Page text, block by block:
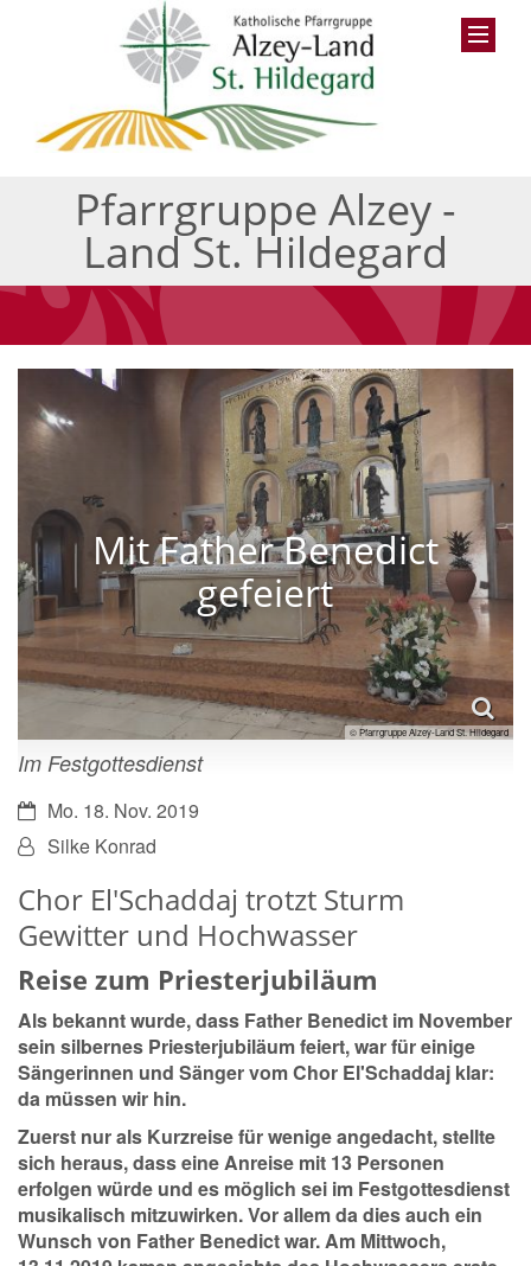
Pfarrgruppe Alzey -
Land St. Hildegard
Mit Father Benedict
gefeiert
© Pfarrgruppe Alzey-Land St. Hildegard
Im Festgottesdienst
Datum:Mo. 18. Nov. 2019
Von:Silke Konrad
Chor El'Schaddaj trotzt Sturm
Gewitter und Hochwasser
Reise zum Priesterjubiläum
Als bekannt wurde, dass Father Benedict im November
sein silbernes Priesterjubiläum feiert, war für einige
Sängerinnen und Sänger vom Chor El'Schaddaj klar:
da müssen wir hin.
Zuerst nur als Kurzreise für wenige angedacht, stellte
sich heraus, dass eine Anreise mit 13 Personen
erfolgen würde und es möglich sei im Festgottesdienst
musikalisch mitzuwirken. Vor allem da dies auch ein
Wunsch von Father Benedict war. Am Mittwoch,